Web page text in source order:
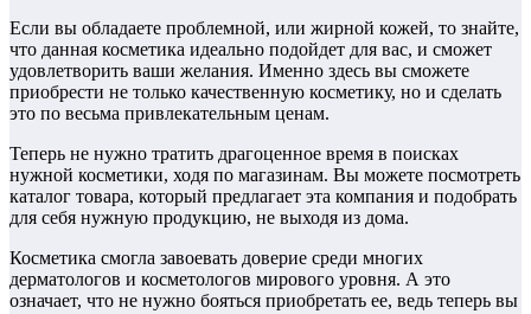
Если вы обладаете проблемной, или жирной кожей, то знайте,
что данная косметика идеально подойдет для вас, и сможет
удовлетворить ваши желания. Именно здесь вы сможете
приобрести не только качественную косметику, но и сделать
это по весьма привлекательным ценам.
Теперь не нужно тратить драгоценное время в поисках
нужной косметики, ходя по магазинам. Вы можете посмотреть
каталог товара, который предлагает эта компания и подобрать
для себя нужную продукцию, не выходя из дома.
Косметика смогла завоевать доверие среди многих
дерматологов и косметологов мирового уровня. А это
означает, что не нужно бояться приобретать ее, ведь теперь вы